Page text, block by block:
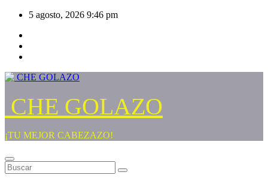
Saltar
contenido
5 agosto, 2026 9:46 pm
CHE GOLAZO
¡TU MEJOR CABEZAZO!